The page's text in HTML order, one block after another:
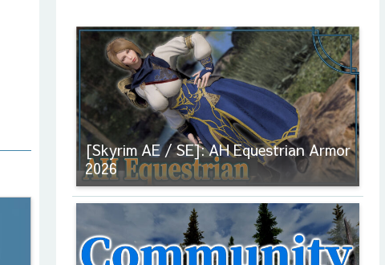
[Skyrim AE / SE]: AH Equestrian Armor
2026